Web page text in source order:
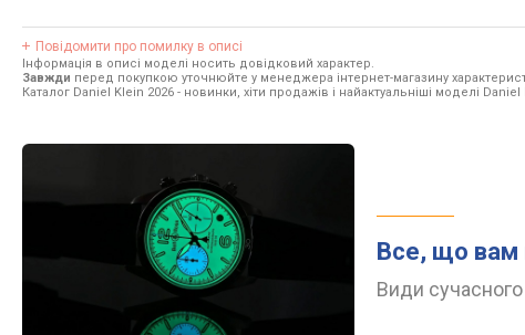
Повідомити про помилку в описі
Інформація в описі моделі носить довідковий характер.
Завжди перед покупкою уточнюйте у менеджера інтернет-магазину
Каталог Daniel Klein 2026 - новинки, хіти продажів і найактуальніші моделі Daniel
Все, що вам
Види сучасного